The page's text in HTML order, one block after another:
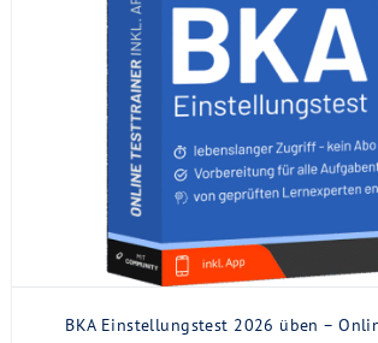
BKA Einstellungstest 2026 üben –